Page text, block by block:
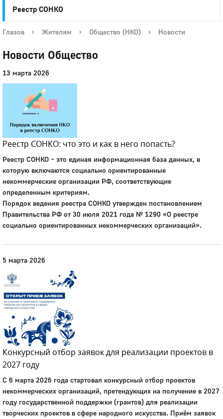
Реестр СОНКО
Глазов › Жителям › Общество (НКО) › Новости
Новости Общество
13 марта 2026
Реестр СОНКО: что это и как в него попасть?
Реестр СОНКО – это единая информационная база данных, в
которую включаются социально ориентированные
некоммерческие организации РФ, соответствующие
определенным критериям.
Порядок ведения реестра СОНКО утвержден постановлением
Правительства РФ от 30 июля 2021 года № 1290 «О реестре
социально ориентированных некоммерческих организаций».
5 марта 2026
Конкурсный отбор заявок для реализации проектов в
2027 году
С 6 марта 2026 года стартовал конкурсный отбор проектов
некоммерческих организаций, претендующих на получение в 2027
году государственной поддержки (грантов) для реализации
творческих проектов в сфере народного искусства. Приём заявок